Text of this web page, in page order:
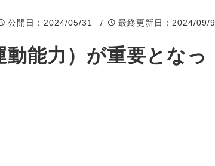
公開日 ：2024/05/31 / 最終更新日 ：2024/09/9
能力）が重要となっ